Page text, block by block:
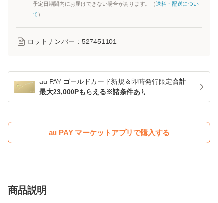
予定日期間内にお届けできない場合があります。（送料・配送につい
て ）
ロットナンバー： 527451101
au PAY ゴールドカード新規＆即時発行限定合計
最大23,000Pもらえる※諸条件あり
au PAY マーケットアプリで購入する
商品説明